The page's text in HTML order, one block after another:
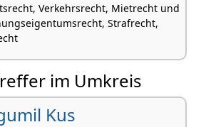
Verkehrsrecht, Mietrecht und
Strafrecht,
im Umkreis
Kus